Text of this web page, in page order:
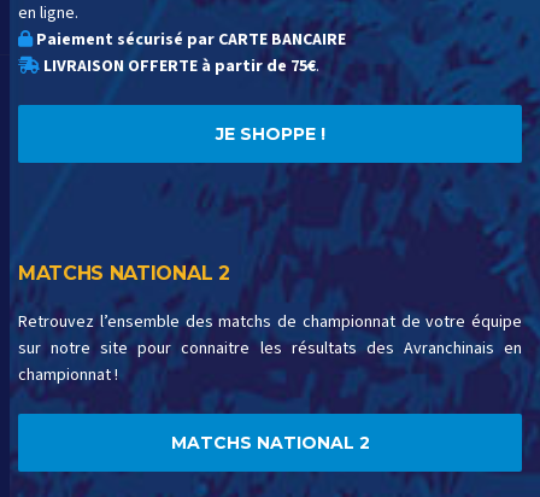
en ligne.
Paiement sécurisé par CARTE BANCAIRE
LIVRAISON OFFERTE à partir de 75€.
JE SHOPPE !
MATCHS NATIONAL 2
Retrouvez l’ensemble des matchs de championnat de votre équipe
sur notre site pour connaitre les résultats des Avranchinais en
championnat !
MATCHS NATIONAL 2